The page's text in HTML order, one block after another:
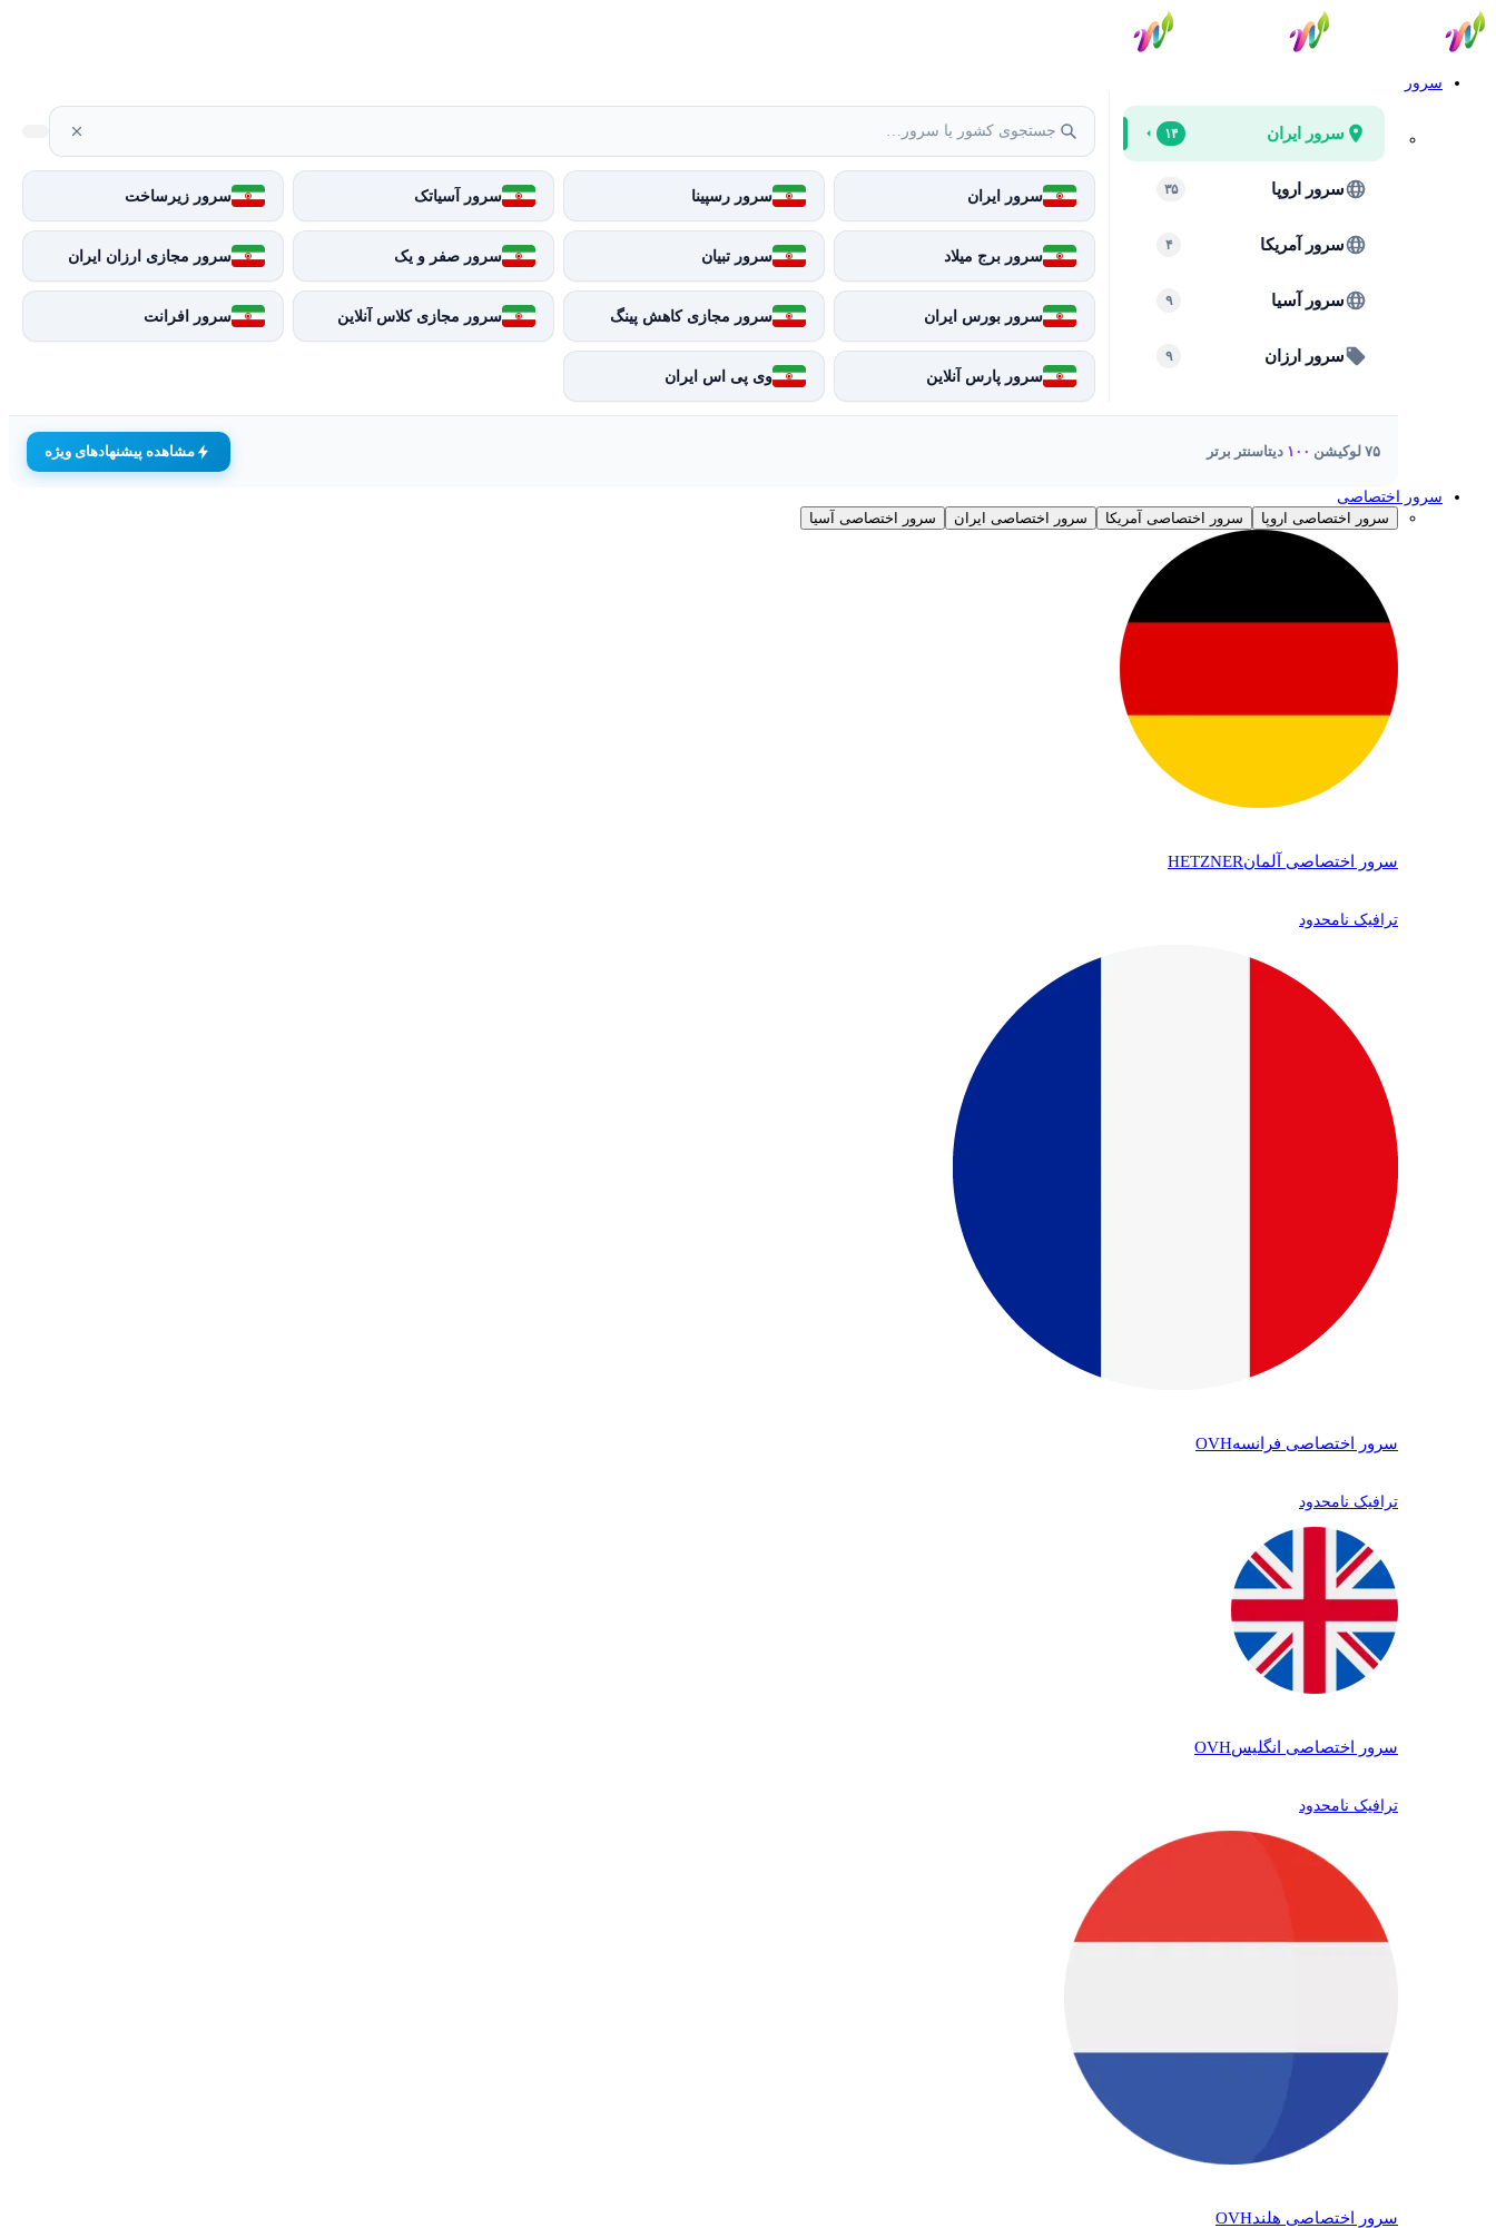
سرور
سرور ایران ۱۴
سرور اروپا ۳۵
سرور آمریکا ۴
سرور آسیا ۹
سرور ارزان ۹
سرور ایران سرور رسپینا سرور آسیاتک سرور زیرساخت
سرور برج میلاد سرور تبیان سرور صفر و یک سرور مجازی ارزان ایران
سرور بورس ایران سرور مجازی کاهش پینگ سرور مجازی کلاس آنلاین سرور افرانت
سرور پارس آنلاین وی پی اس ایران
۷۵ لوکیشن ۱۰۰ دیتاسنتر برتر مشاهده پیشنهادهای ویژه
سرور اختصاصی
سرور اختصاصی اروپا
سرور اختصاصی آمریکا سرور اختصاصی ایران سرور اختصاصی آسیا
سرور اختصاصی آلمانHETZNER
ترافیک نامحدود
سرور اختصاصی فرانسهOVH
ترافیک نامحدود
سرور اختصاصی انگلیسOVH
ترافیک نامحدود
سرور اختصاصی هلندOVH